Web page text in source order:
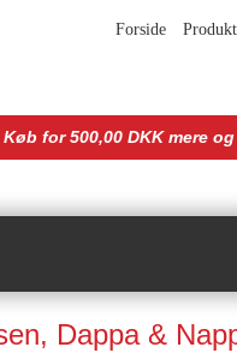
Forside
Køb for 500,00 DKK mere
Dappa &